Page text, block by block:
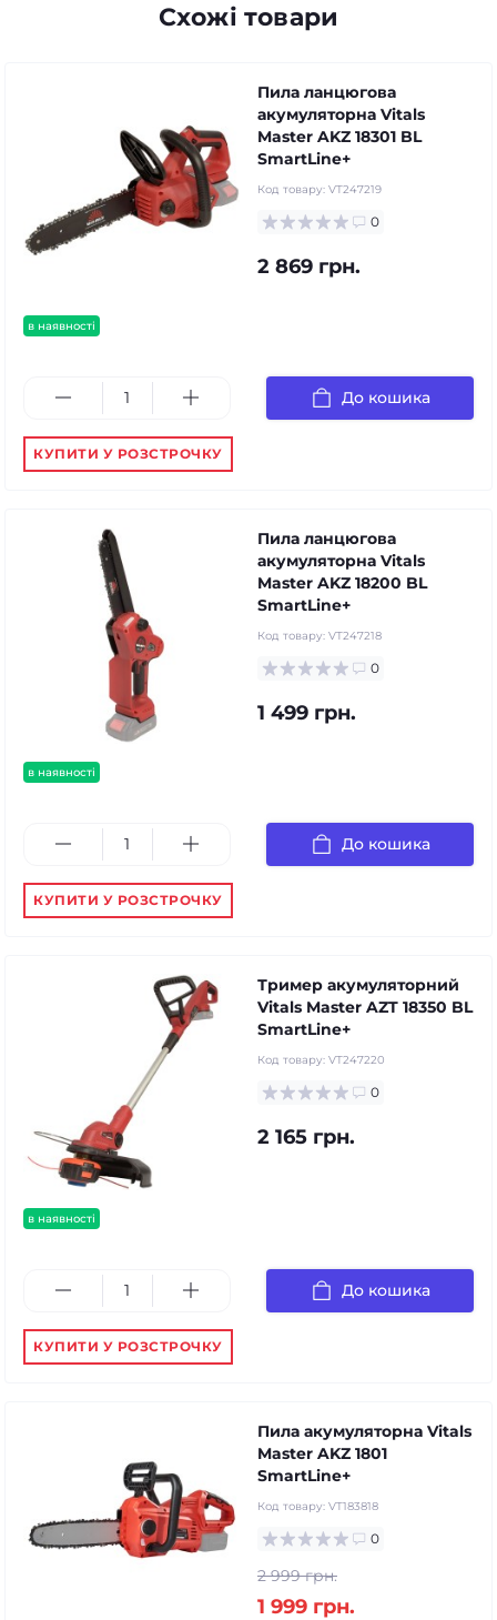
Схожі товари
в наявності
Пила ланцюгова
акумуляторна Vitals
Master AKZ 18301 BL
SmartLine+
Код товару: VT247219
0
2 869 грн.
До кошика
КУПИТИ У РОЗСТРОЧКУ
в наявності
Пила ланцюгова
акумуляторна Vitals
Master AKZ 18200 BL
SmartLine+
Код товару: VT247218
0
1 499 грн.
До кошика
КУПИТИ У РОЗСТРОЧКУ
в наявності
Тример акумуляторний
Vitals Master AZT 18350 BL
SmartLine+
Код товару: VT247220
0
2 165 грн.
До кошика
КУПИТИ У РОЗСТРОЧКУ
Пила акумуляторна Vitals
Master AKZ 1801
SmartLine+
Код товару: VT183818
0
2 999 грн.
1 999 грн.